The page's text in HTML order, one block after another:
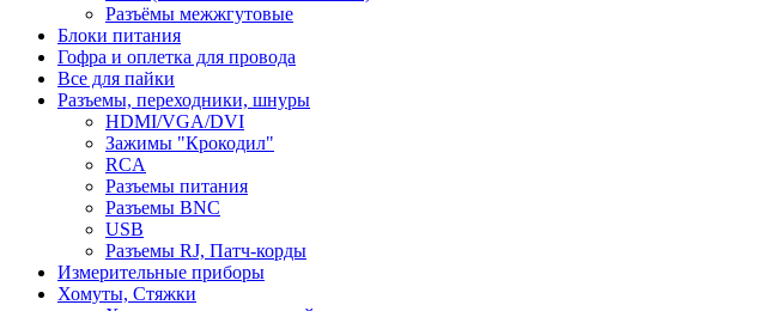
Разъёмы межжгутовые
Блоки питания
Гофра и оплетка для провода
Все для пайки
Разъемы, переходники, шнуры
HDMI/VGA/DVI
Зажимы "Крокодил"
RCA
Разъемы питания
Разъемы BNC
USB
Разъемы RJ, Патч-корды
Измерительные приборы
Хомуты, Стяжки